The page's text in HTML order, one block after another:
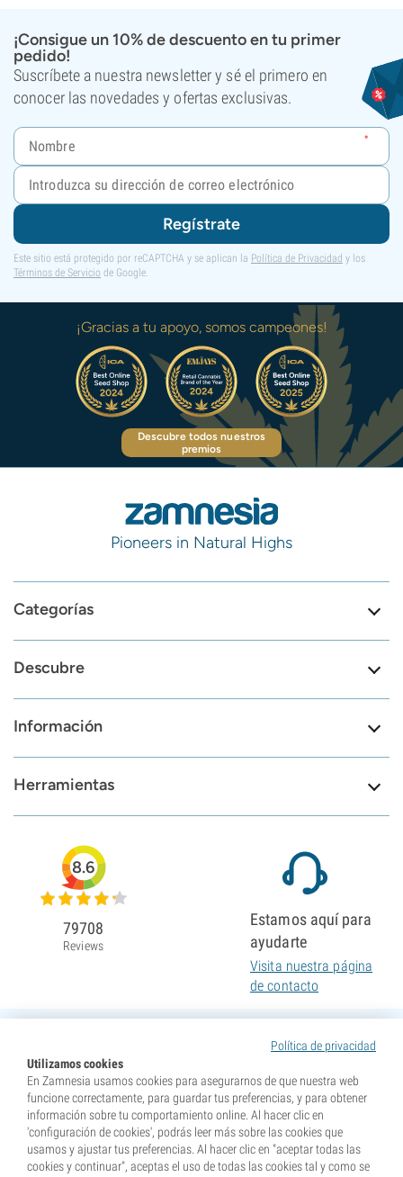
¡Consigue un 10% de descuento en tu primer
pedido!
Suscríbete a nuestra newsletter y sé el primero en
conocer las novedades y ofertas exclusivas.
Regístrate
Este sitio está protegido por reCAPTCHA y se aplican la Política de Privacidad y los
Términos de Servicio de Google.
¡Gracias a tu apoyo, somos campeones!
Descubre todos nuestros
premios
Pioneers in Natural Highs
Categorías
Descubre
Información
Herramientas
Política de privacidad
Utilizamos cookies
En Zamnesia usamos cookies para asegurarnos de que nuestra web
funcione correctamente, para guardar tus preferencias, y para obtener
información sobre tu comportamiento online. Al hacer clic en
'configuración de cookies', podrás leer más sobre las cookies que
usamos y ajustar tus preferencias. Al hacer clic en "aceptar todas las
cookies y continuar", aceptas el uso de todas las cookies tal y como se
8.6
79708
Reviews
Estamos aquí para
ayudarte
Visita nuestra página
de contacto